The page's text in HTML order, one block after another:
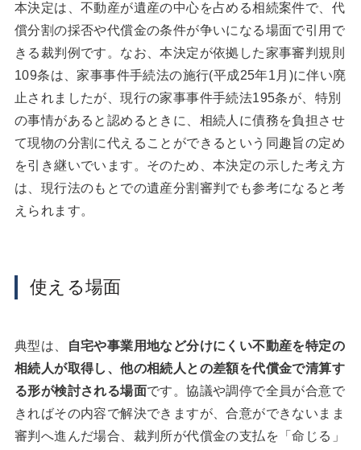
本決定は、不動産が遺産の中心を占める相続案件で、代
償分割の採否や代償金の条件が争いになる場面で引用で
きる裁判例です。なお、本決定が依拠した家事審判規則
109条は、家事事件手続法の施行(平成25年1月)に伴い廃
止されましたが、現行の家事事件手続法195条が、特別
の事情があると認めるときに、相続人に債務を負担させ
て現物の分割に代えることができるという同趣旨の定め
を引き継いでいます。そのため、本決定の示した考え方
は、現行法のもとでの遺産分割審判でも参考になると考
えられます。
使える場面
典型は、
自宅や事業用地など分けにくい不動産を特定の
相続人が取得し、他の相続人との差額を代償金で清算す
る形が検討される場面です。協議や調停で全員が合意で
きればその内容で解決できますが、合意ができないまま
審判へ進んだ場合、裁判所が代償金の支払を「命じる」